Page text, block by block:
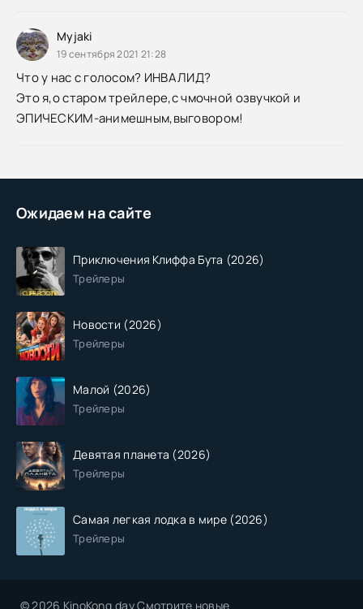
Ожидаем на сайте
Приключения Клиффа Бута (2026)
Трейлеры
Новости (2026)
Трейлеры
Малой (2026)
Трейлеры
Девятая планета (2026)
Трейлеры
Самая легкая лодка в мире (2026)
Трейлеры
Myjaki
19 сентября 2021 21:28
Что у нас с голосом? ИНВАЛИД?
Это я,о старом трейлере,с чмочной озвучкой и
ЭПИЧЕСКИМ-анимешным,выговором!
© 2026 KinoKong.day Смотрите новые